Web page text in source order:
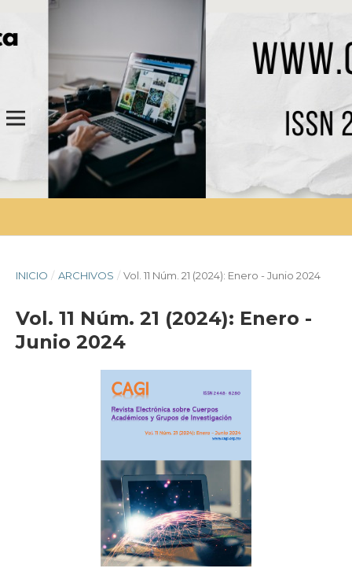
INICIO / ARCHIVOS / Vol. 11 Núm. 21 (2024): Enero - Junio 2024
Vol. 11 Núm. 21 (2024): Enero -
Junio 2024